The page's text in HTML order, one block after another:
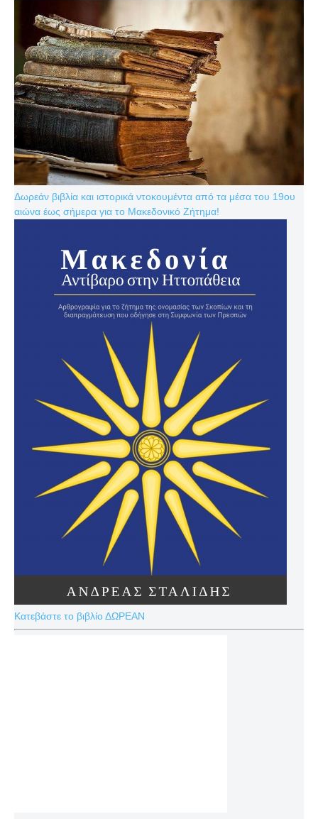
Δωρεάν βιβλία και ιστορικά ντοκουμέντα από τα μέσα του 19ου
αιώνα έως σήμερα για το Μακεδονικό Ζήτημα!
Κατεβάστε το βιβλίο ΔΩΡΕΑΝ